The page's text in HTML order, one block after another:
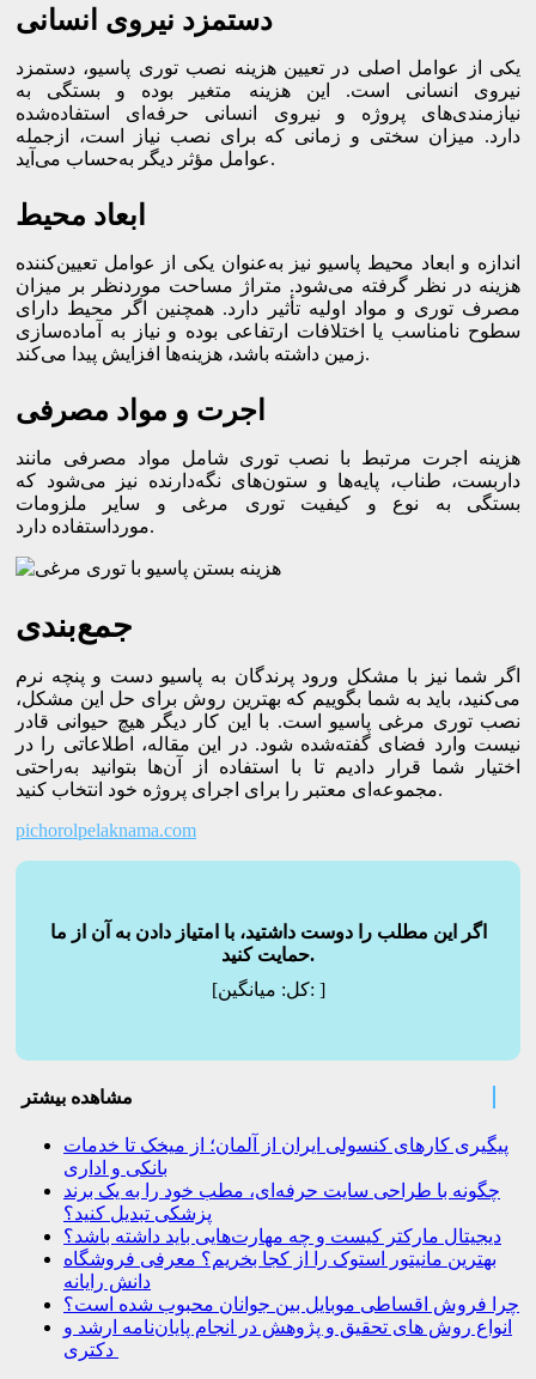
دستمزد نیروی انسانی
یکی از عوامل اصلی در تعیین هزینه نصب توری پاسیو، دستمزد
نیروی انسانی است. این هزینه متغیر بوده و بستگی به
نیازمندی‌های پروژه و نیروی انسانی حرفه‌ای استفاده‌شده
دارد. میزان سختی و زمانی که برای نصب نیاز است، ازجمله
عوامل مؤثر دیگر به‌حساب می‌آید.
ابعاد محیط
اندازه و ابعاد محیط پاسیو نیز به‌عنوان یکی از عوامل تعیین‌کننده
هزینه در نظر گرفته می‌شود. متراژ مساحت موردنظر بر میزان
مصرف توری و مواد اولیه تأثیر دارد. همچنین اگر محیط دارای
سطوح نامناسب یا اختلافات ارتفاعی بوده و نیاز به آماده‌سازی
زمین داشته باشد، هزینه‌ها افزایش پیدا می‌کند.
اجرت و مواد مصرفی
هزینه اجرت مرتبط با نصب توری شامل مواد مصرفی مانند
داربست، طناب، پایه‌ها و ستون‌های نگه‌دارنده نیز می‌شود که
بستگی به نوع و کیفیت توری مرغی و سایر ملزومات
مورداستفاده دارد.
جمع‌بندی
اگر شما نیز با مشکل ورود پرندگان به پاسیو دست و پنچه نرم
می‌کنید، باید به شما بگوییم که بهترین روش برای حل این مشکل،
نصب توری مرغی پاسیو است. با این کار دیگر هیچ حیوانی قادر
نیست وارد فضای گفته‌شده شود. در این مقاله، اطلاعاتی را در
اختیار شما قرار دادیم تا با استفاده از آن‌ها بتوانید به‌راحتی
مجموعه‌ای معتبر را برای اجرای پروژه خود انتخاب کنید.
pichorolpelaknama.com
اگر این مطلب را دوست داشتید، با امتیاز دادن به آن از ما
حمایت کنید.
[کل:میانگین: ]
مشاهده بیشتر
پیگیری کارهای کنسولی ایران از آلمان؛ از میخک تا خدمات
بانکی و اداری
چگونه با طراحی سایت حرفه‌ای، مطب خود را به یک برند
پزشکی تبدیل کنید؟
دیجیتال مارکتر کیست و چه مهارت‌هایی باید داشته باشد؟
بهترین مانیتور استوک را از کجا بخریم؟ معرفی فروشگاه
دانش رایانه
چرا فروش اقساطی موبایل بین جوانان محبوب شده است؟
انواع روش های تحقیق و پژوهش در انجام پایان‌نامه ارشد و